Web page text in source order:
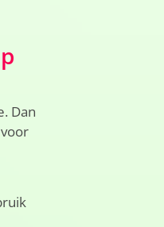
Dan